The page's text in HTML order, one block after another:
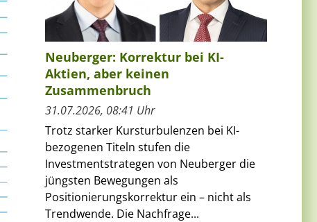
Neuberger: Korrektur bei KI-
Aktien, aber keinen
Zusammenbruch
31.07.2026, 08:41 Uhr
Trotz starker Kursturbulenzen bei KI-
bezogenen Titeln stufen die
Investmentstrategen von Neuberger die
jüngsten Bewegungen als
Positionierungskorrektur ein – nicht als
Trendwende. Die Nachfrage...